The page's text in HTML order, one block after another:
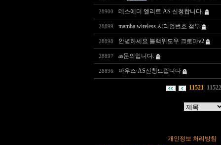
28900 데스에더 엘리트 AS 신청합니다.
28899 mamba wireless 시리얼번호 첨부
28898 안녕하세요 블랙위도우 크로마v2
28897 as문의입니다.
28896 마우스 AS신청드립니다
11521 11522
개인정보 처리방침